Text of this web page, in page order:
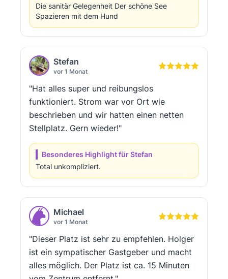
Die sanitär Gelegenheit Der schöne See
Spazieren mit dem Hund
Stefan
vor 1 Monat
"Hat alles super und reibungslos
funktioniert. Strom war vor Ort wie
beschrieben und wir hatten einen netten
Stellplatz. Gern wieder!"
Besonderes Highlight für Stefan
Total unkompliziert.
Michael
vor 1 Monat
"Dieser Platz ist sehr zu empfehlen. Holger
ist ein sympatischer Gastgeber und macht
alles möglich. Der Platz ist ca. 15 Minuten